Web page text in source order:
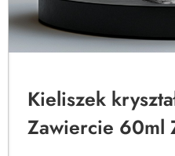
Kieliszek
Zawiercie 60ml